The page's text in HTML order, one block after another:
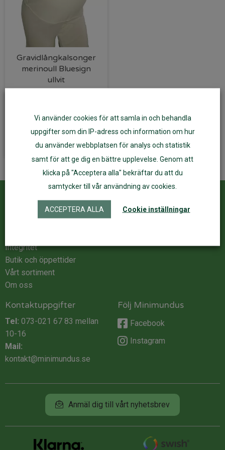
Gravidlångkalsonger
merinoull Bluesign
ullvit
Välj alternativ
Kundservice
Integritet
Butik och öppettider
Vårt sortiment
Om oss
ÅF Login
Kontaktuppgifter
Tel: 073-021 67 83 mellan
10-16
Mail:
kontakt@minimundus.se
Följ Minimundus
Facebook
Instagram
Anmäl dig till vårt nyhetsbrev
Vi använder cookies för att samla in och behandla
uppgifter som din IP-adress och information om hur
du använder webbplatsen för analys och statistik
samt för att ge dig en bättre upplevelse. Genom att
klicka på "Acceptera alla" bekräftar du att du
samtycker till vår användning av cookies.
ACCEPTERA ALLA Cookie inställningar